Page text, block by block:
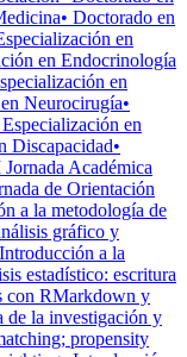
• Doctorado en
en
en Endocrinología
en
Neurocirugía•
Especialización en
Discapacidad•
Jornada Académica
de Orientación
a la metodología de
gráfico y
a la
estadístico: escritura
con RMarkdown y
de la investigación y
propensity